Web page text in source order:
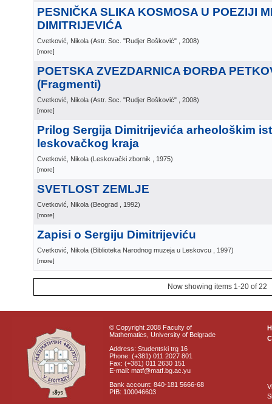
PESNIČKA SLIKA KOSMOSA U POEZIJI
DIMITRIJEVIĆA
Cvetković, Nikola (Astr. Soc. "Rudjer Bošković" , 2008)
[more]
POETSKA ZVEZDARNICA ĐORĐA
(Fragmenti)
Cvetković, Nikola (Astr. Soc. "Rudjer Bošković" , 2008)
[more]
Prilog Sergija Dimitrijevića arheološkim
leskovačkog kraja
Cvetković, Nikola (Leskovački zbornik , 1975)
[more]
SVETLOST ZEMLJE
Cvetković, Nikola (Beograd , 1992)
[more]
Zapisi o Sergiju Dimitrijeviću
Cvetković, Nikola (Biblioteka Narodnog muzeja u Leskovcu , 1997)
[more]
Now showing items 1-20 of 22
© Copyright 2008 Faculty of
Mathematics, University of Belgrade
Address: Studentski trg 16
Phone: (+381) 011 2027 801
Fax: (+381) 011 2630 151
E-mail: matf@matf.bg.ac.yu
Bank account: 840-181 5666-68
PIB: 100046603